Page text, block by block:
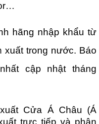
hãng nhập khẩu từ
xuất trong nước. Báo
cập nhật tháng
Cửa Á Châu (Á
trực tiếp và phân